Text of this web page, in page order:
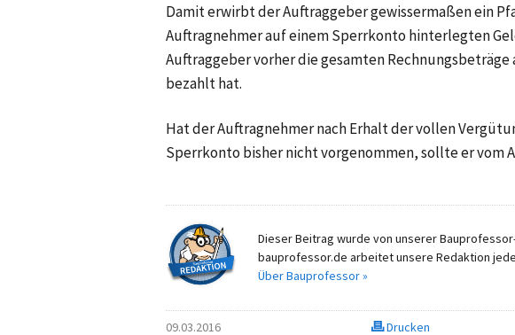
Damit erwirbt der Auftraggeber gewissermaßen ein
Auftragnehmer auf einem Sperrkonto hinterlegten
Auftraggeber vorher die gesamten
bezahlt hat.
Hat der Auftragnehmer nach Erhalt der vollen
Sperrkonto bisher nicht vorgenommen, sollte er vom
Dieser Beitrag wurde von unserer
bauprofessor.de arbeitet unsere Redaktion
Über Bauprofessor »
09.03.2016 Drucken